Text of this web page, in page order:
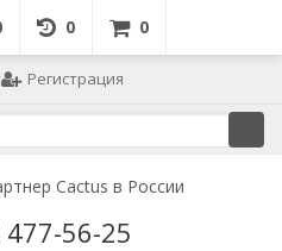
0 0
Регистрация
56-25